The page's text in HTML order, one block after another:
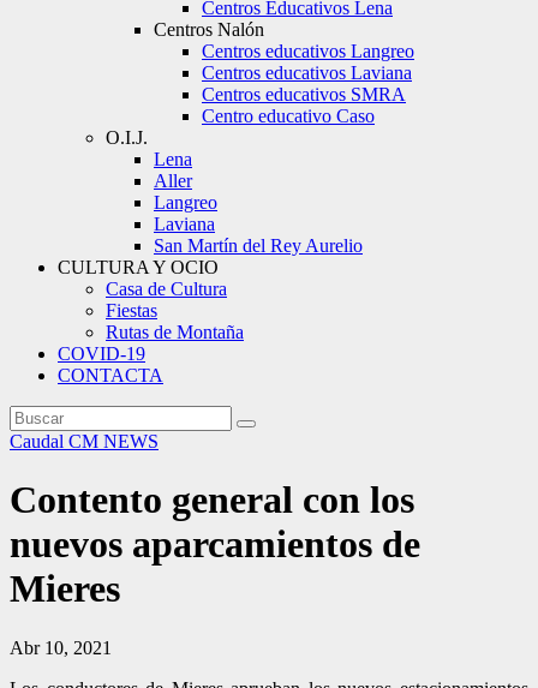
Centros Educativos Lena
Centros Nalón
Centros educativos Langreo
Centros educativos Laviana
Centros educativos SMRA
Centro educativo Caso
O.I.J.
Lena
Aller
Langreo
Laviana
San Martín del Rey Aurelio
CULTURA Y OCIO
Casa de Cultura
Fiestas
Rutas de Montaña
COVID-19
CONTACTA
Caudal CM NEWS
Contento general con los
nuevos aparcamientos de
Mieres
Abr 10, 2021